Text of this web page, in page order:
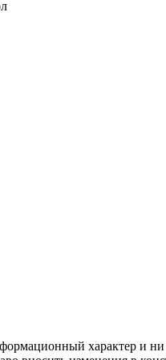
характер и